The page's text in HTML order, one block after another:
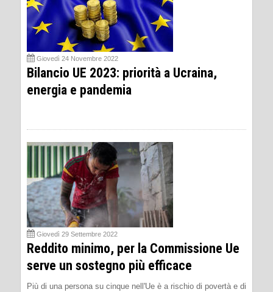
Giovedì 24 Novembre 2022
Bilancio UE 2023: priorità a Ucraina,
energia e pandemia
Giovedì 29 Settembre 2022
Reddito minimo, per la Commissione Ue
serve un sostegno più efficace
Più di una persona su cinque nell'Ue è a rischio di povertà e di